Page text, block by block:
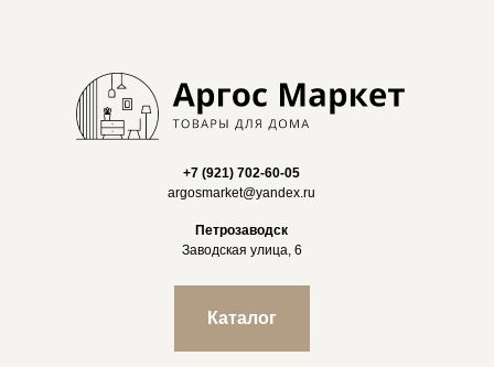
+7 (921) 702-60-05
argosmarket@yandex.ru
Петрозаводск
Заводская улица, 6
Каталог